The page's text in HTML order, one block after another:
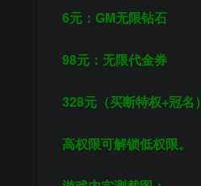
6元：GM无限钻石
98元：无限代金券
328元 （买断特权+冠名）
高权限可解锁低权限。